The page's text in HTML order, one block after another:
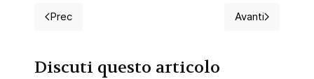
Articolo precedente: Giornata internazionale
Prec Articolo
Avanti
Discuti questo articolo